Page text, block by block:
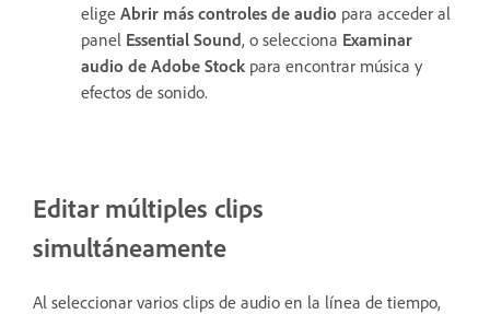
elige Abrir más controles de audio para acceder al
panel Essential Sound, o selecciona Examinar
audio de Adobe Stock para encontrar música y
efectos de sonido.
Editar múltiples clips
simultáneamente
Al seleccionar varios clips de audio en la línea de tiempo,